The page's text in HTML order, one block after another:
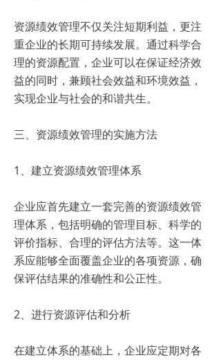
资源绩效管理不仅关注短期利益，更注
重企业的长期可持续发展。通过科学合
理的资源配置，企业可以在保证经济效
益的同时，兼顾社会效益和环境效益，
实现企业与社会的和谐共生。
三、资源绩效管理的实施方法
1、建立资源绩效管理体系
企业应首先建立一套完善的资源绩效管
理体系，包括明确的管理目标、科学的
评价指标、合理的评估方法等。这一体
系应能够全面覆盖企业的各项资源，确
保评估结果的准确性和公正性。
2、进行资源评估和分析
在建立体系的基础上，企业应定期对各